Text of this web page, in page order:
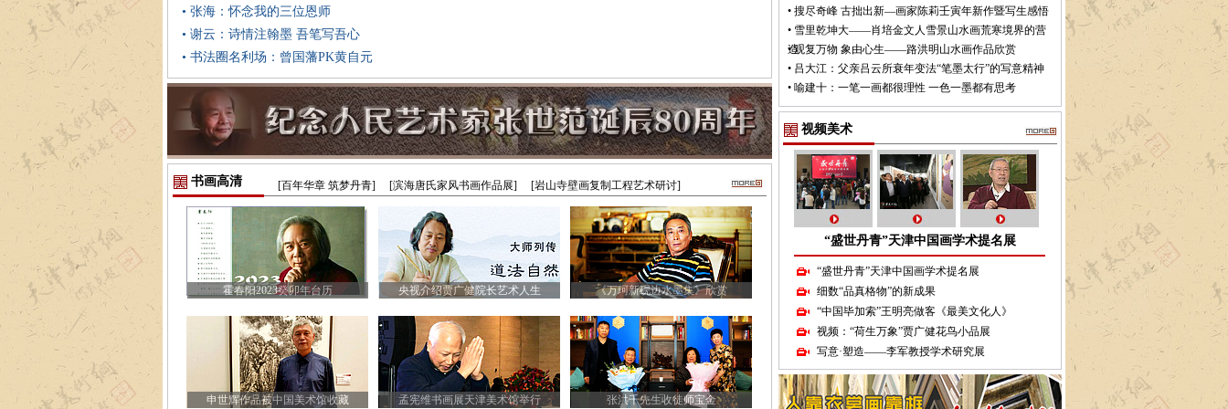
• 张海：怀念我的三位恩师
• 谢云：诗情注翰墨 吾笔写吾心
• 书法圈名利场：曾国藩PK黄自元
书画高清 [百年华章 筑梦丹青] [滨海唐氏家风书画作品展] [岩山寺壁画复制工程艺术研讨]
霍春阳2023癸卯年台历 央视介绍贾广健院长艺术人生 《万珂新砚边水墨集》欣赏
申世辉作品被中国美术馆收藏 孟宪维书画展天津美术馆举行 张洪千先生收徒师宝金
• 搜尽奇峰 古拙出新—画家陈莉壬寅年新作暨写生感悟
• 雪里乾坤大——肖培金文人雪景山水画荒寒境界的营
造
•观复万物 象由心生——路洪明山水画作品欣赏
• 吕大江：父亲吕云所衰年变法“笔墨太行”的写意精神
• 喻建十：一笔一画都很理性 一色一墨都有思考
视频美术
“盛世丹青”天津中国画学术提名展
“盛世丹青”天津中国画学术提名展
细数“品真格物”的新成果
“中国毕加索”王明亮做客《最美文化人》
视频：“荷生万象”贾广健花鸟小品展
写意·塑造——李军教授学术研究展